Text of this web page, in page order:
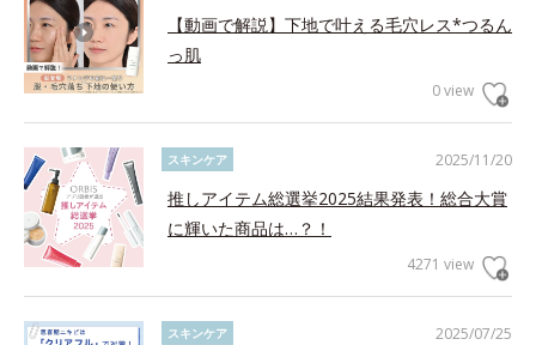
【動画で解説】下地で叶える毛穴レス*つるん
っ肌
0 view
2025/11/20
スキンケア
推しアイテム総選挙2025結果発表！総合大賞
に輝いた商品は…？！
4271 view
2025/07/25
スキンケア